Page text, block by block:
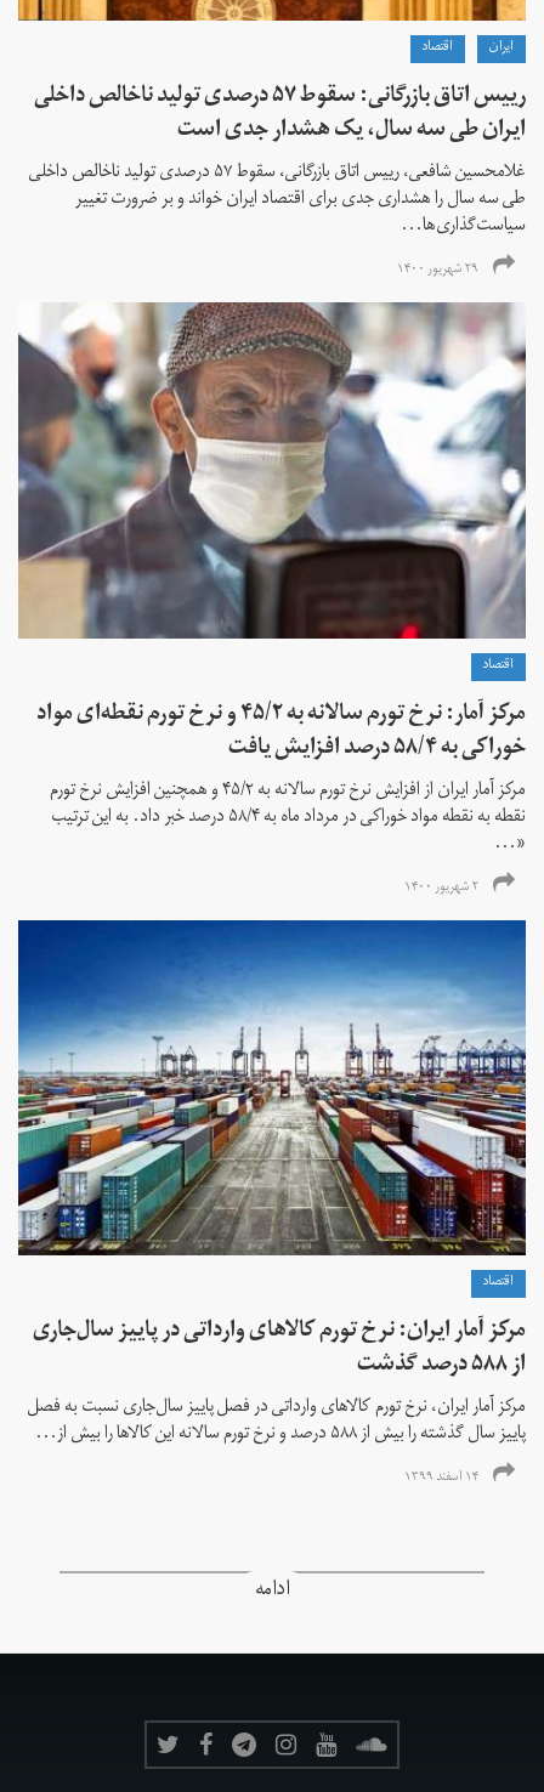
ايران اقتصاد
رییس اتاق بازرگانی: سقوط ۵۷ درصدی تولید ناخالص داخلی
ایران طی سه سال، یک هشدار جدی است
غلامحسین شافعی، رییس اتاق بازرگانی، سقوط ۵۷ درصدی تولید ناخالص داخلی
طی سه سال را هشداری جدی برای اقتصاد ایران خواند و بر ضرورت تغییر
سیاست‌گذاری‌ها...
۲۹ شهریور ۱۴۰۰
اقتصاد
مرکز آمار: نرخ تورم سالانه به ۴۵/۲ و نرخ تورم نقطه‌ای مواد
خوراکی به ۵۸/۴ درصد افزایش یافت
مرکز آمار ایران از افزایش نرخ تورم سالانه به ۴۵/۲ و همچنین افزایش نرخ تورم
نقطه به نقطه مواد خوراکی در مرداد ماه به ۵۸/۴ درصد خبر داد. به این ترتیب
«...
۲ شهریور ۱۴۰۰
اقتصاد
مرکز آمار ایران: نرخ تورم کالاهای وارداتی در پاییز سال‌جاری
از ۵۸۸ درصد گذشت
مرکز آمار ایران، نرخ تورم كالاهای وارداتی در فصل پاییز سال‌جاری نسبت به فصل
پاییز سال گذشته را بیش از ۵۸۸ درصد و نرخ تورم سالانه این کالاها را بیش از...
۱۴ اسفند ۱۳۹۹
ادامه